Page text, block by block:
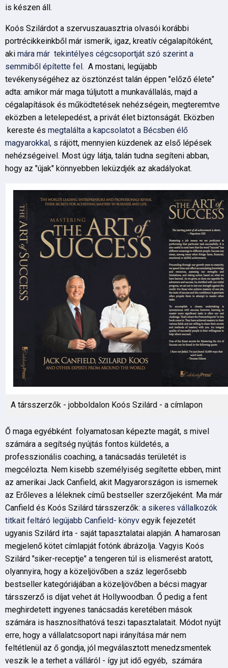
is készen áll.
Koós Szilárdot a szervuszauasztria olvasói korábbi
portrécikkeinkből már ismerik, igaz, kreatív cégalapítóként,
aki mára már tekintélyes cégcsoportját szó szerint a
semmiből építette fel. A mostani, legújabb
tevékenységéhez az ösztönzést talán éppen "előző élete"
adta: amikor már maga túljutott a munkavállalás, majd a
cégalapítások és működtetések nehézségein, megteremtve
eközben a letelepedést, a privát élet biztonságát. Eközben
kereste és megtalálta a kapcsolatot a Bécsben élő
magyarokkal, s rájött, mennyien küzdenek az első lépések
nehézségeivel. Most úgy látja, talán tudna segíteni abban,
hogy az "újak" könnyebben leküzdjék az akadályokat.
A társszerzők - jobboldalon Koós Szilárd - a címlapon
Ő maga egyébként folyamatosan képezte magát, s mivel
számára a segítség nyújtás fontos küldetés, a
professzionális coaching, a tanácsadás területét is
megcélozta. Nem kisebb személyiség segítette ebben, mint
az amerikai Jack Canfield, akit Magyarországon is ismernek
az Erőleves a léleknek című bestseller szerzőjeként. Ma már
Canfield és Koós Szilárd társszerzők: a sikeres vállalkozók
titkait feltáró legújabb Canfield- könyv egyik fejezetét
ugyanis Szilárd írta - saját tapasztalatai alapján. A hamarosan
megjelenő kötet címlapját fotónk ábrázolja. Vagyis Koós
Szilárd "siker-receptje" a tengeren túl is elismerést aratott,
olyannyira, hogy a közeljövőben a száz legerősebb
bestseller kategóriájában a közeljövőben a bécsi magyar
társszerző is díjat vehet át Hollywoodban. Ő pedig a fent
meghirdetett ingyenes tanácsadás keretében mások
számára is hasznosíthatóvá teszi tapasztalatait. Módot nyújt
erre, hogy a vállalatcsoport napi irányítása már nem
feltétlenül az ő gondja, jól megválasztott menedzsmentek
veszik le a terhet a válláról - így jut idő egyéb, számára